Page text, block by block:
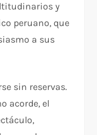
y
peruano, que
a sus
sin reservas.
acorde, el